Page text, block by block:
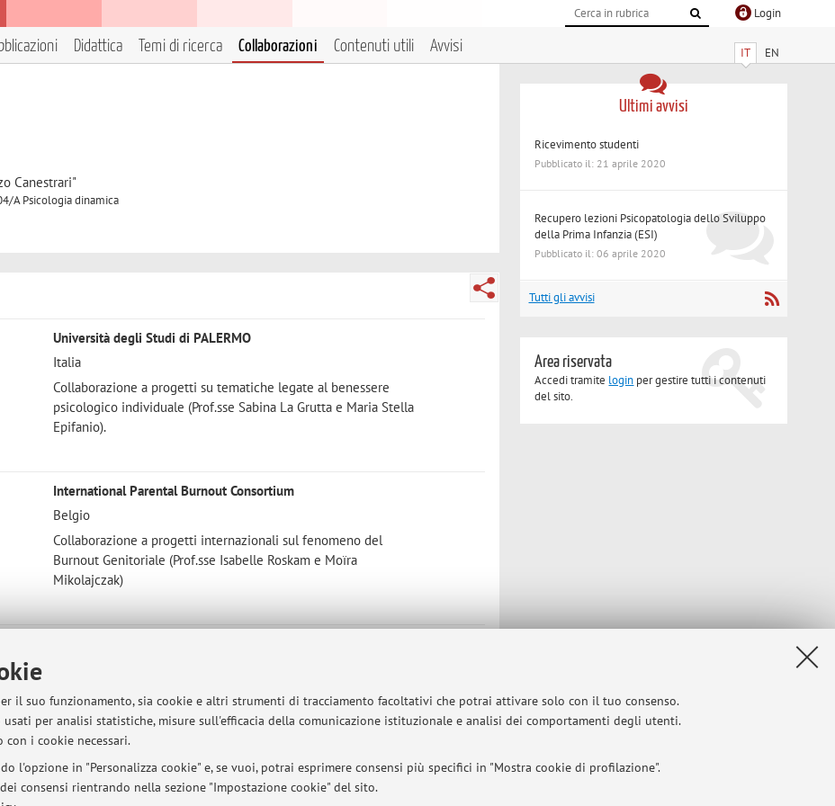
il suo funzionamento, sia cookie e altri strumenti di tracciamento facoltativi che potrai attivare solo con il tuo consenso.
per analisi statistiche, misure sull'efficacia della comunicazione istituzionale e analisi dei comportamenti degli utenti.
i cookie necessari.
l'opzione in "Personalizza cookie" e, se vuoi, potrai esprimere consensi più specifici in "Mostra cookie di profilazione".
consensi rientrando nella sezione "Impostazione cookie" del sito.
Login
IT EN
Didattica Temi di ricerca Collaborazioni Contenuti utili Avvisi
Canestrari"
A Psicologia dinamica
Università degli Studi di PALERMO
Italia
Collaborazione a progetti su tematiche legate al benessere
psicologico individuale (Prof.sse Sabina La Grutta e Maria Stella
Epifanio).
International Parental Burnout Consortium
Belgio
Collaborazione a progetti internazionali sul fenomeno del
Burnout Genitoriale (Prof.sse Isabelle Roskam e Moïra
Mikolajczak)
Collaborazione a progetti sul Parental Burnout e Disforia di
genere (prof.sse Marina Miscioscia e Alessandra Simonelli)
Ultimi avvisi
Ricevimento studenti
Pubblicato il: 21 aprile 2020
Recupero lezioni Psicopatologia dello Sviluppo
della Prima Infanzia (ESI)
Pubblicato il: 06 aprile 2020
Tutti gli avvisi
Area riservata
Accedi tramite login per gestire tutti i contenuti
del sito.